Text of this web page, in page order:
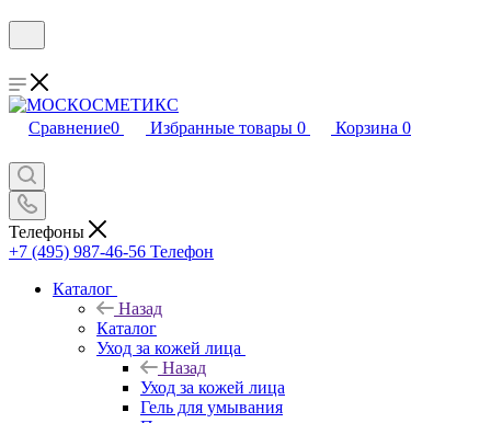
Сравнение0 Избранные товары 0 Корзина 0
Телефоны
+7 (495) 987-46-56 Телефон
Каталог
Назад
Каталог
Уход за кожей лица
Назад
Уход за кожей лица
Гель для умывания